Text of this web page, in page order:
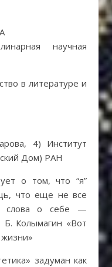
научная
в литературе и
4) Институт
Дом) РАН
о том, что “я”
что еще не все
слова о себе —
Колымагин «Вот
задуман как